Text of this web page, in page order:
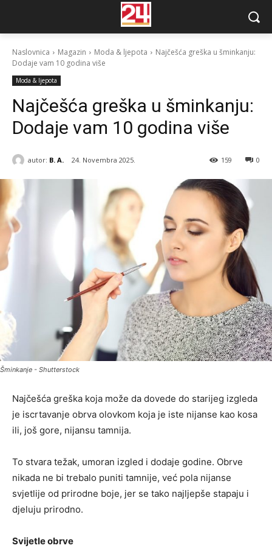
Naslovnica Magazin Moda & ljepota
Najčešća greška u šminkanju:
Dodaje vam 10 godina više
Moda & ljepota
Najčešća greška u šminkanju:
Dodaje vam 10 godina više
autor: B. A. 24. Novembra 2025. 0
159
Šminkanje - Shutterstock
Najčešća greška koja može da dovede do starijeg izgleda
je iscrtavanje obrva olovkom koja je iste nijanse kao kosa
ili, još gore, nijansu tamnija.
To stvara težak, umoran izgled i dodaje godine. Obrve
nikada ne bi trebalo puniti tamnije, već pola nijanse
svjetlije od prirodne boje, jer se tako najljepše stapaju i
djeluju prirodno.
Svijetle obrve